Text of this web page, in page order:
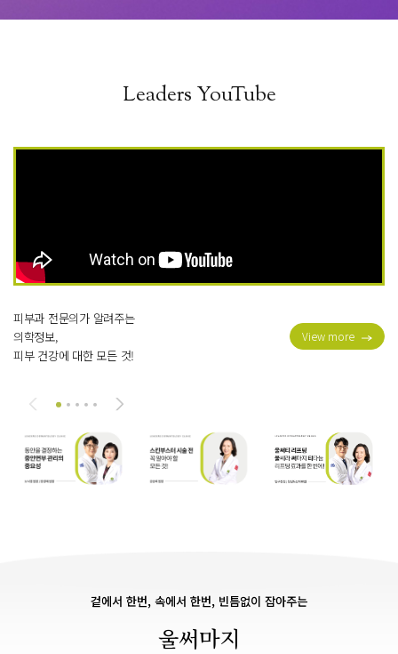
Leaders YouTube
피부과 전문의가 알려주는
의학정보,
피부 건강에 대한 모든 것!
View more
겉에서 한번, 속에서 한번, 빈틈없이 잡아주는
울써마지